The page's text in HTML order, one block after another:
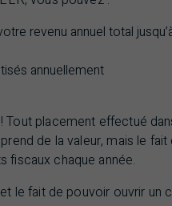
revenu annuel total
annuellement
placement effectué
de la valeur, mais le fait
fiscaux chaque année.
le fait de pouvoir ouvrir un